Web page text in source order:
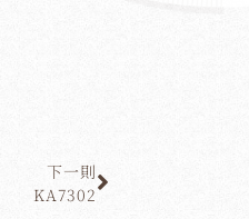
下一則
KA7302